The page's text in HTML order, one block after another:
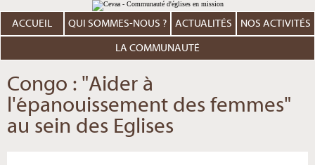
au
contenu.
Aller
personnels
ACCUEIL QUI SOMMES-NOUS ? ACTUALITÉS NOS ACTIVITÉS
LA COMMUNAUTÉ
Congo : "Aider à
l'épanouissement des femmes"
au sein des Eglises